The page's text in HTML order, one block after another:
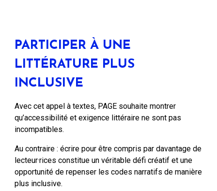
PARTICIPER À UNE
LITTÉRATURE PLUS
INCLUSIVE
Avec cet appel à textes, PAGE souhaite montrer
qu’accessibilité et exigence littéraire ne sont pas
incompatibles.
Au contraire : écrire pour être compris par davantage de
lecteur·rices constitue un véritable défi créatif et une
opportunité de repenser les codes narratifs de manière
plus inclusive.